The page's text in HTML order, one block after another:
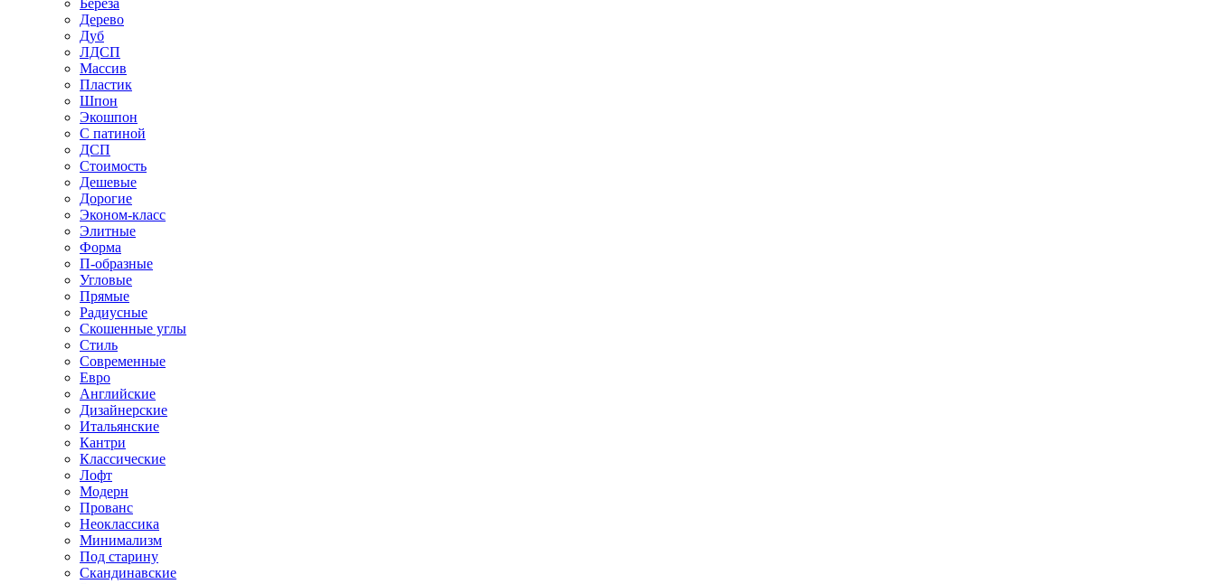
Дерево
Дуб
ЛДСП
Массив
Пластик
Шпон
Экошпон
С патиной
ДСП
Стоимость
Дешевые
Дорогие
Эконом-класс
Элитные
Форма
П-образные
Угловые
Прямые
Радиусные
Скошенные углы
Стиль
Современные
Евро
Английские
Дизайнерские
Итальянские
Кантри
Классические
Лофт
Модерн
Прованс
Неоклассика
Минимализм
Под старину
Скандинавские